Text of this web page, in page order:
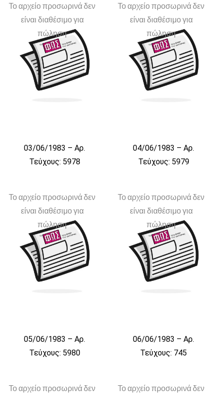
Το αρχείο προσωρινά δεν
είναι διαθέσιμο για
πώληση
03/06/1983 – Αρ.
Τεύχους: 5978
Το αρχείο προσωρινά δεν
είναι διαθέσιμο για
πώληση
04/06/1983 – Αρ.
Τεύχους: 5979
Το αρχείο προσωρινά δεν
είναι διαθέσιμο για
πώληση
05/06/1983 – Αρ.
Τεύχους: 5980
Το αρχείο προσωρινά δεν
είναι διαθέσιμο για
πώληση
06/06/1983 – Αρ.
Τεύχους: 745
Το αρχείο προσωρινά δεν
Το αρχείο προσωρινά δεν